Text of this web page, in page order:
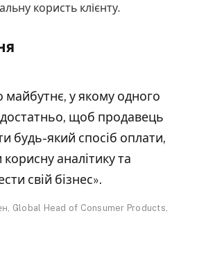
користь клієнту.
у якому одного
щоб продавець
будь-який спосіб оплати,
аналітику та
свій бізнес».
Global Head of Consumer Products,